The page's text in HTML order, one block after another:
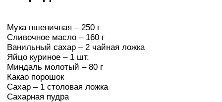
Мука пшеничная – 250 г
Сливочное масло – 160 г
Ванильный сахар – 2 чайная ложка
Яйцо куриное – 1 шт.
Миндаль молотый – 80 г
Какао порошок
Сахар – 1 столовая ложка
Сахарная пудра